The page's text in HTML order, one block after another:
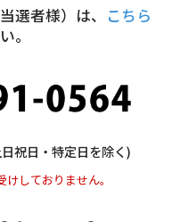
払い)
ィースタイル
様ご負担。
選者様）は、 こちら
。
祝日・特定日を除く)
しておりません。